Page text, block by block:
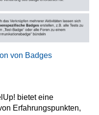
von Badges
bietet eine
Erfahrungspunkten,